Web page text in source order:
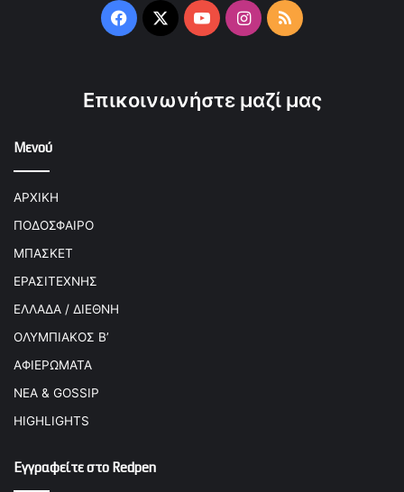
Facebook
X YouTubeInstagram
RSS
Επικοινωνήστε μαζί μας
Μενού
ΑΡΧΙΚΗ
ΠΟΔΟΣΦΑΙΡΟ
ΜΠΑΣΚΕΤ
ΕΡΑΣΙΤΕΧΝΗΣ
ΕΛΛΑΔΑ / ΔΙΕΘΝΗ
ΟΛΥΜΠΙΑΚΟΣ Β’
ΑΦΙΕΡΩΜΑΤΑ
ΝΕΑ & GOSSIP
HIGHLIGHTS
Εγγραφείτε στο Redpen